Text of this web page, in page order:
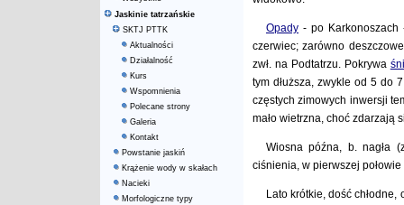
Jaskinie tatrzańskie
SKTJ PTTK
Aktualności
Działalność
Kurs
Wspomnienia
Polecane strony
Galeria
Kontakt
Powstanie jaskiń
Krążenie wody w skałach
Nacieki
Morfologiczne typy
Opady - po Karkonoszach
czerwiec; zarówno
zwł. na Podtatrzu. Pokrywa
tym dłuższa, zwykle od 5 do
częstych zimowych inwersji
mało wietrzna, choć zdarzają
Wiosna późna, b. nagła
ciśnienia, w pierwszej
Lato krótkie, dość